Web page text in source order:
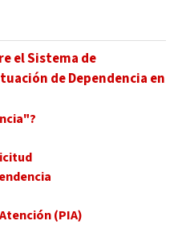
el Sistema de
de Dependencia en
(PIA)